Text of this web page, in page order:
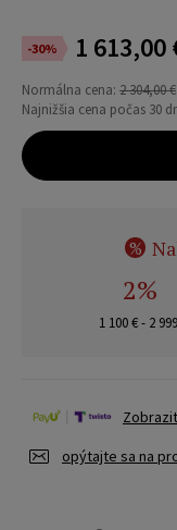
-30% 1 613,00
Normálna cena: 2 304,00 €
Najnižšia cena počas 30
Ak sa produkt predáva
zobrazí sa najnižšia
%
2%
1 100 € - 2
opýtajte sa na
Zobrazit